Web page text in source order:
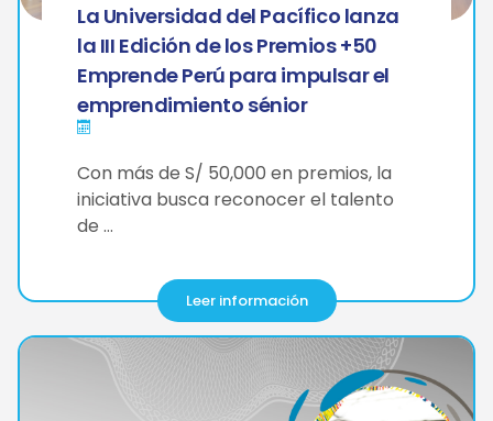
La Universidad del Pacífico lanza
la III Edición de los Premios +50
Emprende Perú para impulsar el
emprendimiento sénior
​​​Con más de S/ 50,000 en premios, la
iniciativa busca reconocer el talento
de …
Leer información